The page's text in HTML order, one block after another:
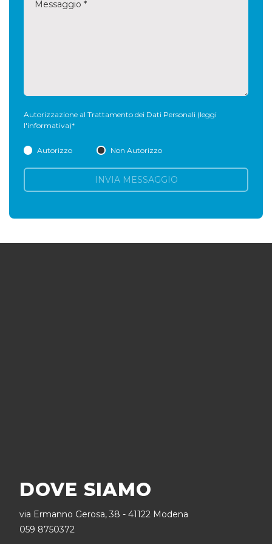
Autorizzazione al Trattamento dei Dati Personali (leggi
l'informativa)*
Autorizzo Non Autorizzo
INVIA MESSAGGIO
DOVE SIAMO
via Ermanno Gerosa, 38 - 41122 Modena
059 8750372